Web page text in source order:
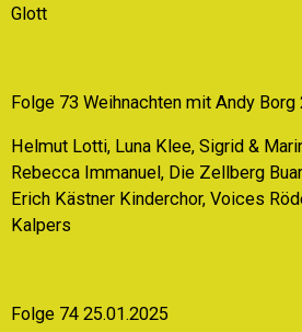
Glott
Folge 73 Weihnachten mit Andy Borg
Helmut Lotti, Luna Klee, Sigrid &
Rebecca Immanuel, Die Zellberg
Erich Kästner Kinderchor, Voices
Kalpers
Folge 74 25.01.2025